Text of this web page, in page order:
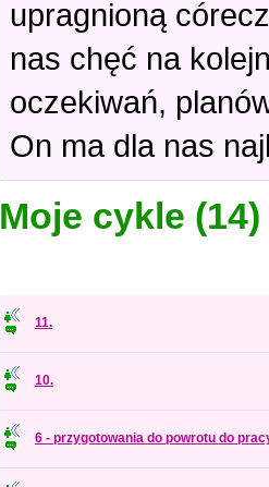
upragnioną
nas chęć na
oczekiwań,
On ma dla nas
Moje cykle (14)
11.
10.
6 - przygotowania do powrotu do